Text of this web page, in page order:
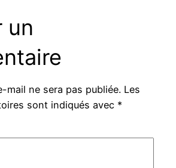
un
mail ne sera pas publiée. Les
sont indiqués avec *